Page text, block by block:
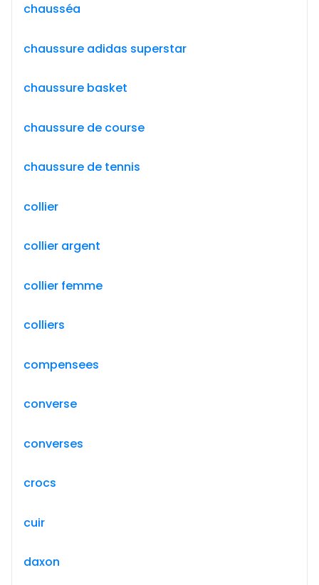
chausséa
chaussure adidas superstar
chaussure basket
chaussure de course
chaussure de tennis
collier
collier argent
collier femme
colliers
compensees
converse
converses
crocs
cuir
daxon